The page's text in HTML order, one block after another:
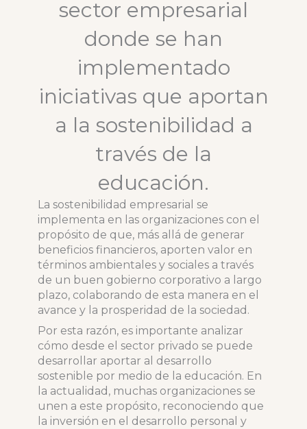
sector empresarial
donde se han
implementado
iniciativas que aportan
a la sostenibilidad a
través de la
educación.
La sostenibilidad empresarial se
implementa en las organizaciones con el
propósito de que, más allá de generar
beneficios financieros, aporten valor en
términos ambientales y sociales a través
de un buen gobierno corporativo a largo
plazo, colaborando de esta manera en el
avance y la prosperidad de la sociedad.
Por esta razón, es importante analizar
cómo desde el sector privado se puede
desarrollar aportar al desarrollo
sostenible por medio de la educación. En
la actualidad, muchas organizaciones se
unen a este propósito, reconociendo que
la inversión en el desarrollo personal y